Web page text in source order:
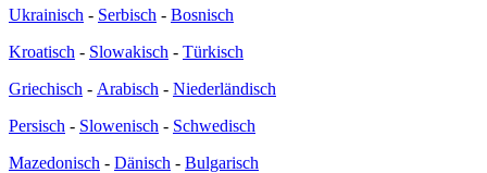
Ukrainisch - Serbisch - Bosnisch
Kroatisch - Slowakisch - Türkisch
Griechisch - Arabisch - Niederländisch
Persisch - Slowenisch - Schwedisch
Mazedonisch - Dänisch - Bulgarisch